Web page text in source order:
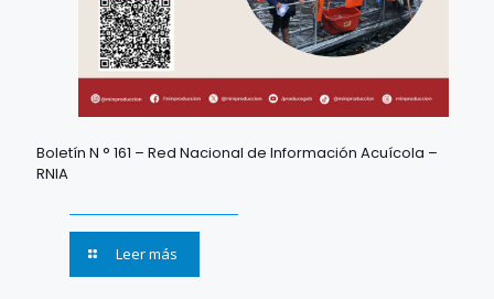
Boletín N ° 161 – Red Nacional de Información Acuícola –
RNIA
Leer más